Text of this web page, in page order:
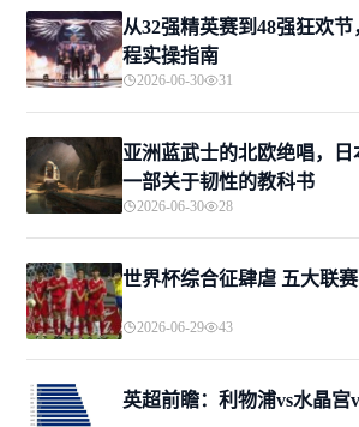
从32强精英赛到48强狂欢
程实操指南
2026-06-30 31
亚洲蓝武士的北欧绝唱，日
一部关于韧性的教科书
2026-06-30 28
世界杯综合征肆虐 五大联
2026-06-29 43
英超前瞻：利物浦vs水晶宫